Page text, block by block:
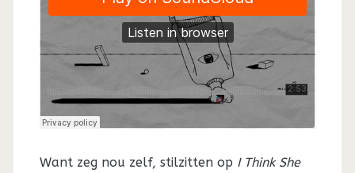
Want zeg nou zelf, stilzitten op I Think She